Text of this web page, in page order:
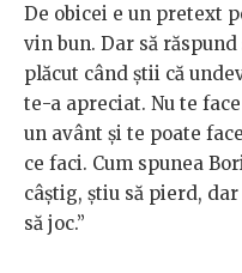
De obicei e un pretext
vin bun. Dar să
plăcut când știi că
te-a apreciat. Nu te
un avânt și te poate
ce faci. Cum spunea
câștig, știu să pierd,
să joc.”